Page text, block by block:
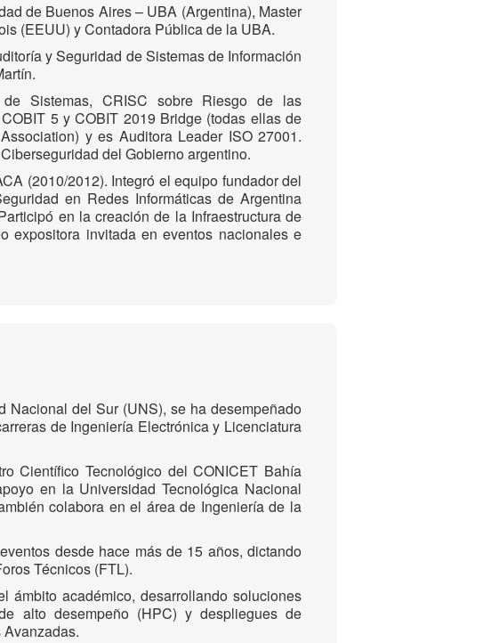
de Buenos Aires – UBA (Argentina), Master
(EEUU) y Contadora Pública de la UBA.
y Seguridad de Sistemas de Información
Sistemas, CRISC sobre Riesgo de las
5 y COBIT 2019 Bridge (todas ellas de
y es Auditora Leader ISO 27001.
del Gobierno argentino.
(2010/2012). Integró el equipo fundador del
en Redes Informáticas de Argentina
en la creación de la Infraestructura de
expositora invitada en eventos nacionales e
Nacional del Sur (UNS), se ha desempeñado
de Ingeniería Electrónica y Licenciatura
Científico Tecnológico del CONICET Bahía
en la Universidad Tecnológica Nacional
colabora en el área de Ingeniería de la
desde hace más de 15 años, dictando
Técnicos (FTL).
ámbito académico, desarrollando soluciones
alto desempeño (HPC) y despliegues de